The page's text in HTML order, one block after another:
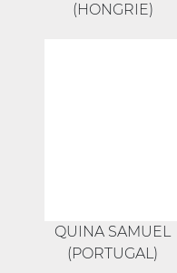
(HONGRIE)
QUINA SAMUEL
(PORTUGAL)